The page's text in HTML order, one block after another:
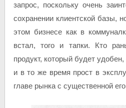
запрос, поскольку очень
сохранении клиентской базы,
этом бизнесе как в
встал, того и тапки. Кто
продукт, который будет
и в то же время прост в
главе рынка с существенной